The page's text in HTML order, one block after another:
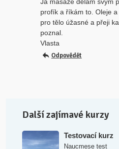
profík a říkám to. Oleje
pro tělo úžasné a přeji
poznal.
Vlasta
Odpovědět
Další zajímavé kurzy
Testovací kurz
Naucmese test